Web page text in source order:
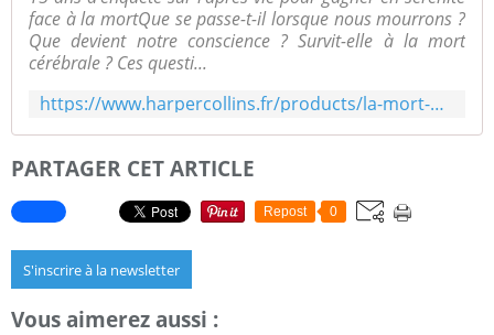
face à la mortQue se passe-t-il lorsque nous mourrons ?
Que devient notre conscience ? Survit-elle à la mort
cérébrale ? Ces questi...
https://www.harpercollins.fr/products/la-mort-nexiste-pas
PARTAGER CET ARTICLE
Repost 0
S'inscrire à la newsletter
Vous aimerez aussi :